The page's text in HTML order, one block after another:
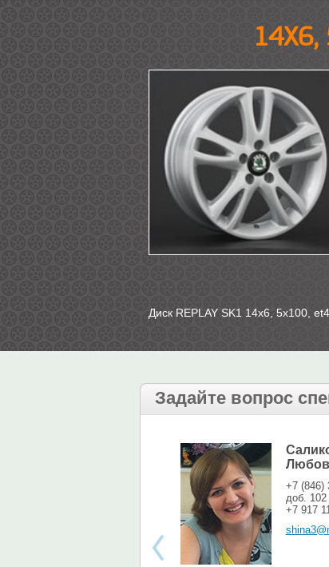
14Х6,
Диск REPLAY SK1 14х6, 5х100,
Задайте вопрос
+7 (846)
доб. 102
+7 917